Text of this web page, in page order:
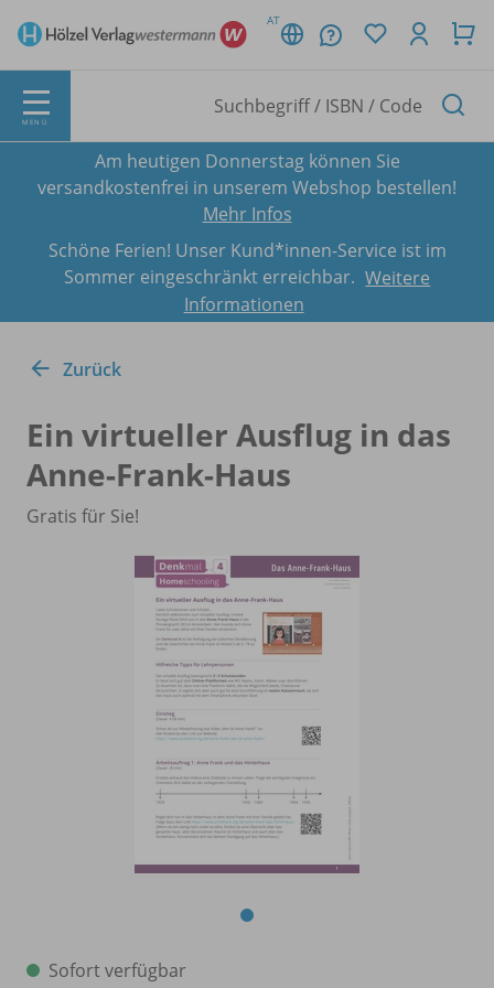
AT
MENÜ
Am heutigen Donnerstag können Sie
versandkostenfrei in unserem Webshop bestellen!
Mehr Infos
Schöne Ferien! Unser Kund*innen-Service ist im
Sommer eingeschränkt erreichbar. Weitere
Informationen
Zurück
Ein virtueller Ausflug in das
Anne-Frank-Haus
Gratis für Sie!
Sofort verfügbar